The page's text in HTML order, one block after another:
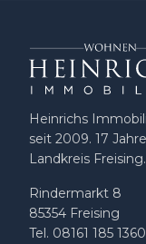
Heinrichs
seit 2009. 17
Landkreis Freising.
Rindermarkt 8
85354 Freising
Tel. 08161 185 1360